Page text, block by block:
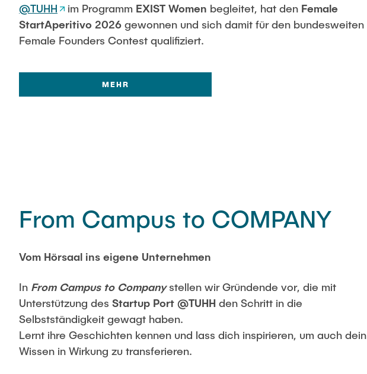
@TUHH
im Programm EXIST Women begleitet, hat den Female
StartAperitivo 2026 gewonnen und sich damit für den bundesweiten
Female Founders Contest qualifiziert.
MEHR
From Campus to COMPANY
Vom Hörsaal ins eigene Unternehmen
In From Campus to Companystellen wir Gründende vor, die mit
Unterstützung des Startup Port @TUHH den Schritt in die
Selbstständigkeit gewagt haben.
Lernt ihre Geschichten kennen und lass dich inspirieren, um auch dein
Wissen in Wirkung zu transferieren.